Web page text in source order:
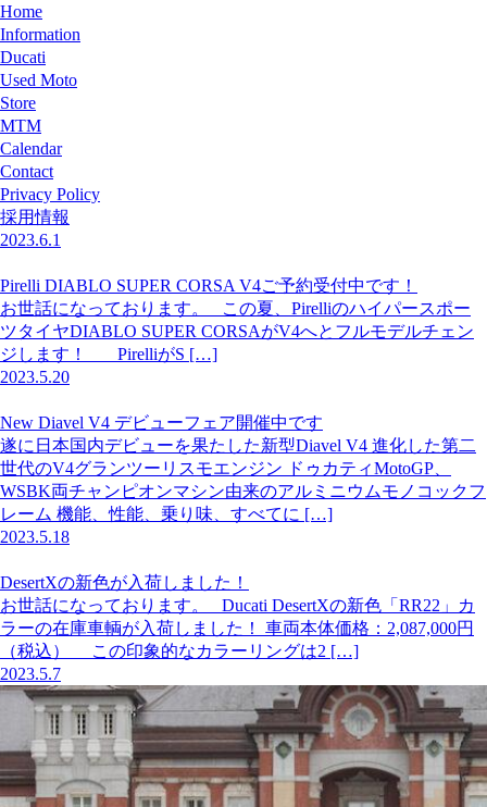
Home
Information
Ducati
Used Moto
Store
MTM
Calendar
Contact
Privacy Policy
採用情報
2023.6.1
Pirelli DIABLO SUPER CORSA V4ご予約受付中です！
お世話になっております。 この夏、Pirelliのハイパースポー
ツタイヤDIABLO SUPER CORSAがV4へとフルモデルチェン
ジします！ PirelliがS […]
2023.5.20
New Diavel V4 デビューフェア開催中です
遂に日本国内デビューを果たした新型Diavel V4 進化した第二
世代のV4グランツーリスモエンジン ドゥカティMotoGP、
WSBK両チャンピオンマシン由来のアルミニウムモノコックフ
レーム 機能、性能、乗り味、すべてに […]
2023.5.18
DesertXの新色が入荷しました！
お世話になっております。 Ducati DesertXの新色「RR22」カ
ラーの在庫車輌が入荷しました！ 車両本体価格：2,087,000円
（税込） この印象的なカラーリングは2 […]
2023.5.7